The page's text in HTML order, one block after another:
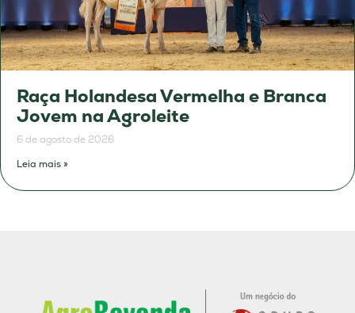
Raça Holandesa Vermelha e Branca
Jovem na Agroleite
6 de agosto de 2026
Leia mais »